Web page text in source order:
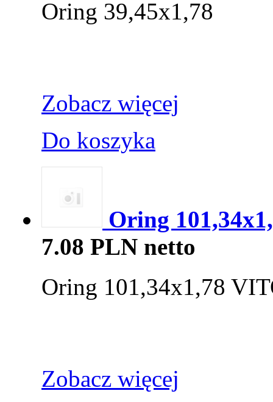
Oring 39,45x1,78
Zobacz więcej
Do koszyka
Oring
7.08 PLN netto
Oring 101,34x1,78
Zobacz więcej